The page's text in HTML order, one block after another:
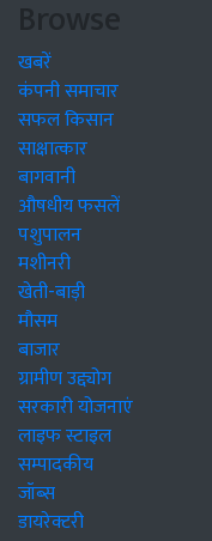
Browse
खबरें
कंपनी समाचार
सफल किसान
साक्षात्कार
बागवानी
औषधीय फसलें
पशुपालन
मशीनरी
खेती-बाड़ी
मौसम
बाजार
ग्रामीण उद्द्योग
सरकारी योजनाएं
लाइफ स्टाइल
सम्पादकीय
जॉब्स
डायरेक्टरी